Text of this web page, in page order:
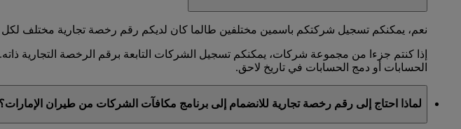
نعم، يمكنكم تسجيل شركتكم باسمين مختلفين طالما كان لديكم رقم رخصة تجارية مختلف لكل
إذا كنتم جزءا من مجموعة شركات، يمكنكم تسجيل الشركات التابعة برقم الرخصة التجارية
الحسابات أو دمج الحسابات في تاريخ لاحق.
لماذا احتاج إلى رقم رخصة تجارية للانضمام إلى برنامج مكافآت الشركات من طيران الإمارات؟